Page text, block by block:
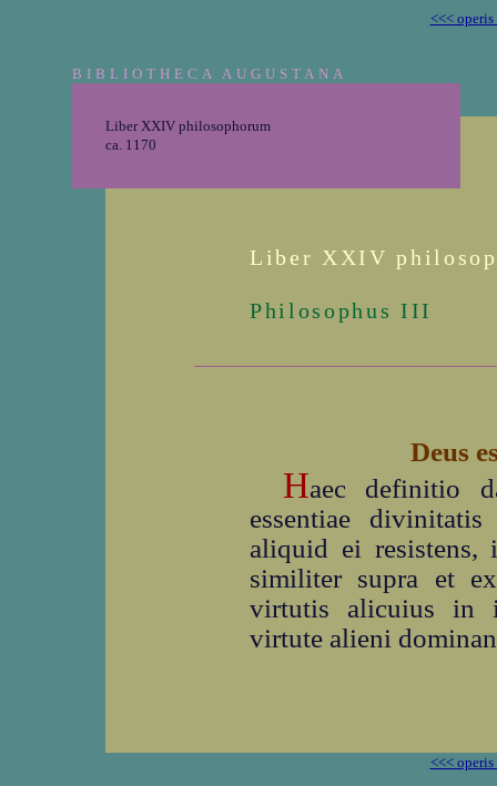
<<<
BIBLIOTHECA AUGUSTANA
Liber XXIV philosophorum
ca. 1170
Liber XXIV
Philosophus III
Deus
Haec definitio
essentiae
aliquid ei resistens,
similiter supra et
virtutis alicuius in
virtute alieni
<<<